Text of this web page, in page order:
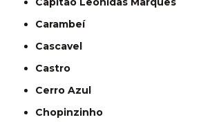
Carambeí
Cascavel
Castro
Cerro Azul
Chopinzinho